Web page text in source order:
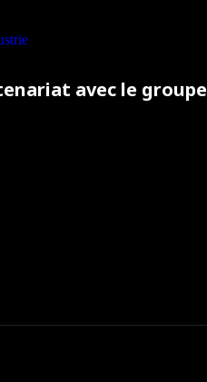
avec le groupe